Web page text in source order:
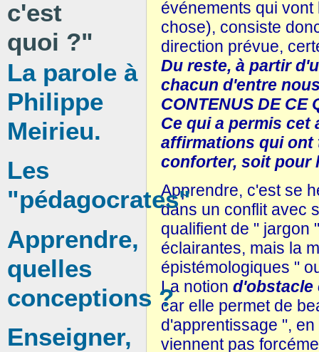
événements qui
chose), consiste
direction prévue,
Du reste, à partir
chacun d'entre
CONTENUS DE CE
Ce qui a permis cet
affirmations qui ont
conforter, soit pour
Apprendre, c'est se
dans un conflit avec
qualifient de " jargon
éclairantes, mais la
épistémologiques "
La notion d'obstacle
car elle permet de
d'apprentissage ",
viennent pas
c'est
quoi ?"
La parole à
Philippe
Meirieu.
Les
"pédagocrates"
Apprendre,
quelles
conceptions ?
Enseigner,